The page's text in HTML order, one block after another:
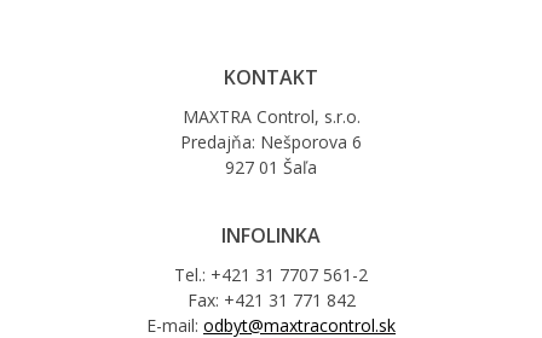
KONTAKT
MAXTRA Control, s.r.o.
Predajňa: Nešporova 6
927 01 Šaľa
INFOLINKA
Tel.: +421 31 7707 561-2
Fax: +421 31 771 842
E-mail: odbyt@maxtracontrol.sk